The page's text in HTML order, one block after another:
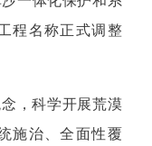
程名称正式调整
，科学开展荒漠
施治、全面性覆